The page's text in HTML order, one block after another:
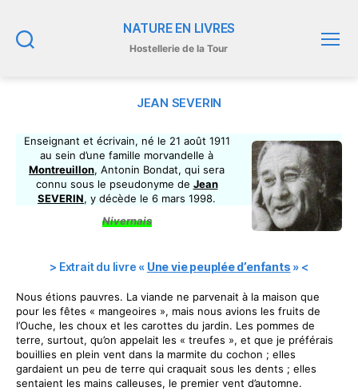
NATURE EN LIVRES
Hostellerie de la Tour
JEAN SEVERIN
Enseignant et écrivain, né le 21 août 1911
au sein d’une famille morvandelle à
Montreuillon, Antonin Bondat, qui sera
connu sous le pseudonyme de Jean
SEVERIN, y décède le 6 mars 1998.
Nivernais
> Extrait du livre « Une vie peuplée d’enfants » <
Nous étions pauvres. La viande ne parvenait à la maison que
pour les fêtes « mangeoires », mais nous avions les fruits de
l’Ouche, les choux et les carottes du jardin. Les pommes de
terre, surtout, qu’on appelait les « treufes », et que je préférais
bouillies en plein vent dans la marmite du cochon ; elles
gardaient un peu de terre qui craquait sous les dents ; elles
sentaient les mains calleuses, le premier vent d’automne.